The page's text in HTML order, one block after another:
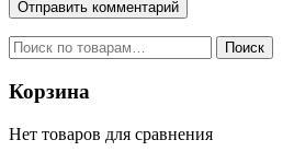
Искать: Поиск
Корзина
Нет товаров для сравнения